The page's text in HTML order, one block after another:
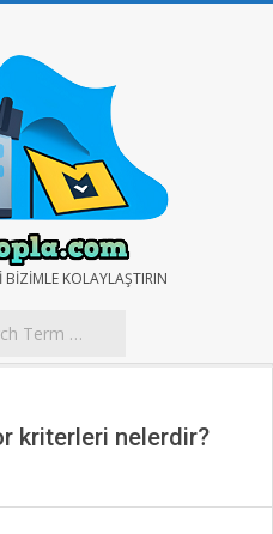
KOLAYLAŞTIRIN
kriterleri nelerdir?